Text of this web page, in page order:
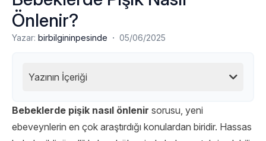
Önlenir?
Yazar: birbilgininpesinde · 05/06/2025
Yazının İçeriği
Bebeklerde pişik nasıl önlenir sorusu, yeni
ebeveynlerin en çok araştırdığı konulardan biridir. Hassas